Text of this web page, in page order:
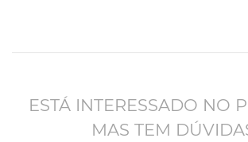
ESTÁ INTERESSADO NO
MAS TEM